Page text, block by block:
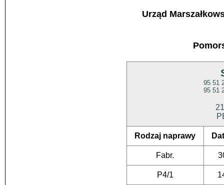
Urząd
95 51
95 51
Rodzaj naprawy
Fabr.
P4/1